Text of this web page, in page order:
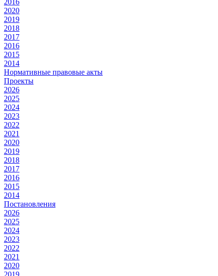
2016
2020
2019
2018
2017
2016
2015
2014
Нормативные правовые акты
Проекты
2026
2025
2024
2023
2022
2021
2020
2019
2018
2017
2016
2015
2014
Постановления
2026
2025
2024
2023
2022
2021
2020
2019